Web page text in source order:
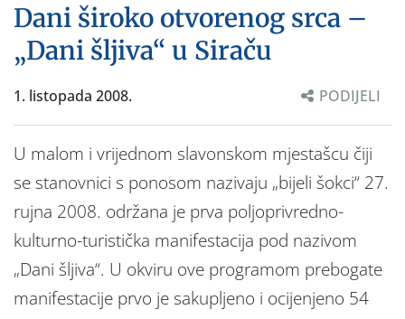
Dani široko otvorenog srca –
„Dani šljiva“ u Siraču
1. listopada 2008. PODIJELI
U malom i vrijednom slavonskom mjestašcu čiji
se stanovnici s ponosom nazivaju „bijeli šokci“ 27.
rujna 2008. održana je prva poljoprivredno-
kulturno-turistička manifestacija pod nazivom
„Dani šljiva“. U okviru ove programom prebogate
manifestacije prvo je sakupljeno i ocijenjeno 54